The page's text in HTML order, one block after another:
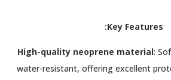
Key Features:
High-quality neoprene material:
water-resistant, offering excellent